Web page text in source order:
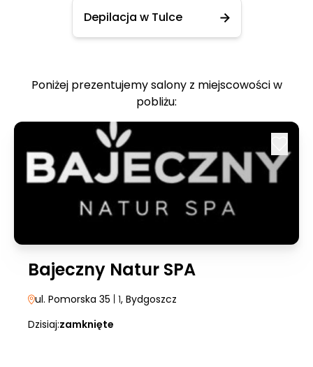
Depilacja w Tulce
Poniżej prezentujemy salony z miejscowości w
pobliżu:
Bajeczny Natur SPA
ul. Pomorska 35 | 1, Bydgoszcz
Dzisiaj:zamknięte